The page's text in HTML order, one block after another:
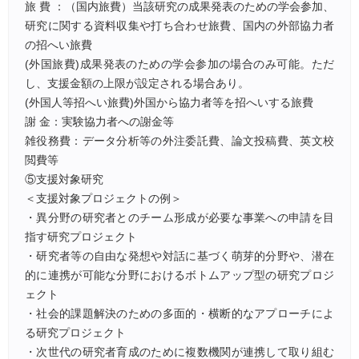
旅 費 ：（国内旅費）当該研究の成果発表のための学会参加、
研究に関する資料収集や打ち合わせ旅費、国内の外部協力者
の招へい旅費
(外国旅費)成果発表のための学会参加の場合のみ可能。ただ
し、支援金額の上限が設定される場合あり。
(外国人等招へい旅費)外国から協力者等を招へいする旅費
謝 金：実験協力者への謝金等
雑役務費：データ分析等の外注委託費、論文投稿費、英文校
閲費等
⑤支援対象研究
＜支援対象プロジェクトの例＞
・異分野の研究者とのチーム形成が必要な事業への申請を目
指す研究プロジェクト
・研究者等の自由な発想や対話に基づく萌芽的分野や、潜在
的に連携が可能な分野におけるボトムアップ型の研究プロジ
ェクト
・社会的課題解決のための多面的・横断的なアプローチによ
る研究プロジェクト
・次世代の研究者育成のために複数機関が連携して取り組む